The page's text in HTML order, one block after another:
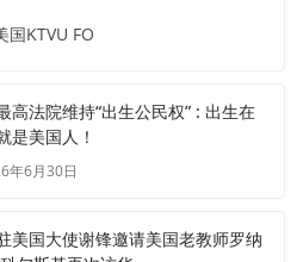
国KTVU FO
高法院维持“出生公民权” : 出生在
是美国人！
年6月30日
美国大使谢锋邀请美国老教师罗纳